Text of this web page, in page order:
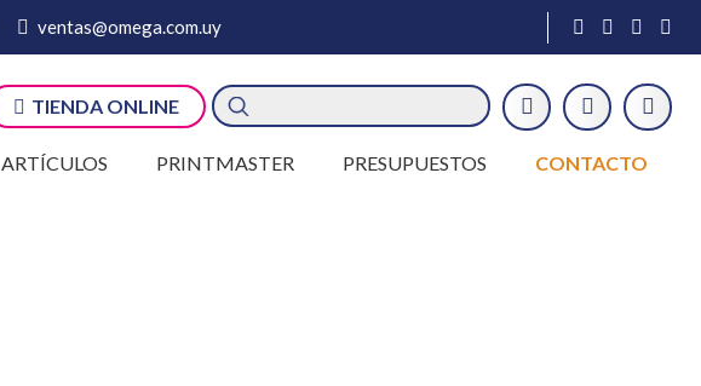
ventas@omega.com.uy
TIENDA ONLINE
Búsqueda
de
productos
ARTÍCULOS PRINTMASTER PRESUPUESTOS CONTACTO